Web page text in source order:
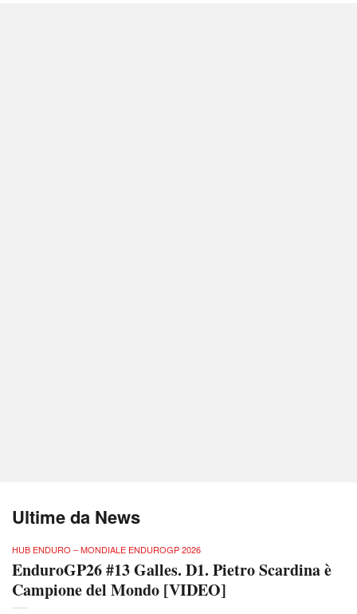
Ultime da News
HUB ENDURO – MONDIALE ENDUROGP 2026
EnduroGP26 #13 Galles. D1. Pietro Scardina è
Campione del Mondo [VIDEO]